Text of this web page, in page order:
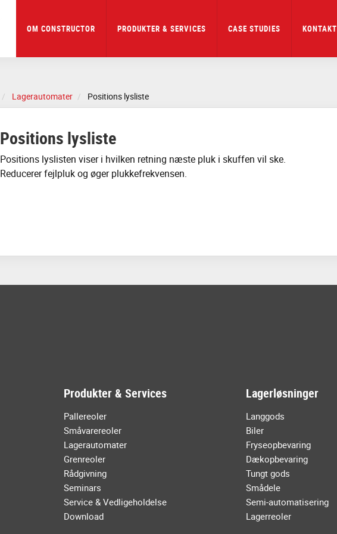
OM CONSTRUCTOR PRODUKTER & SERVICES CASE STUDIES KONTAKT
Lagerautomater Positions lysliste
Positions lysliste
Positions lyslisten viser i hvilken retning næste pluk i skuffen vil ske.
Reducerer fejlpluk og øger plukkefrekvensen.
Produkter & Services
Pallereoler
Småvarereoler
Lagerautomater
Grenreoler
Rådgivning
Seminars
Service & Vedligeholdelse
Download
Lagerløsninger
Langgods
Biler
Fryseopbevaring
Dækopbevaring
Tungt gods
Smådele
Semi-automatisering
Lagerreoler